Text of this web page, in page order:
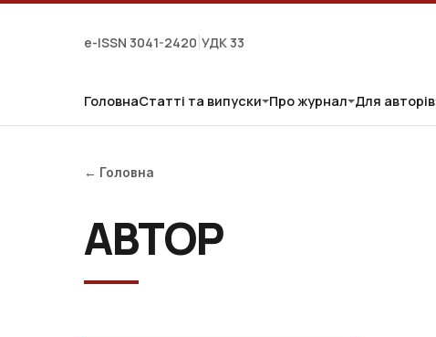
e-ISSN 3041-2420 УДК 33
ГоловнаСтатті та випуски Про журнал Для авторів
← Головна
АВТОР